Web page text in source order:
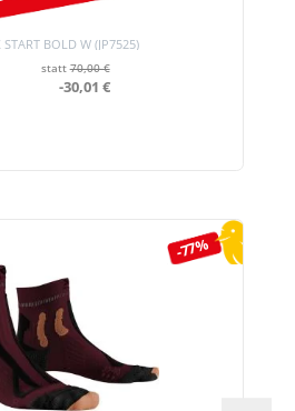
BOLD W (JP7525)
statt70,00 €
-30,01 €
-77%